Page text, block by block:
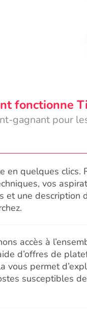
fonctionne
gagnant pour
en quelques clics.
vos
et une description
accès à
d’offres de
vous permet
susceptibles